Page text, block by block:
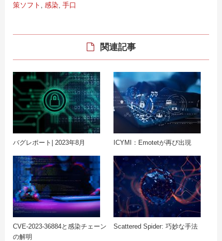
策ソフト
感染 手口
関連記事
バグレポート| 2023年8月 ICYMI：Emotetが再び出現
CVE-2023-36884と感染チェーン
の解明
Scattered Spider: 巧妙な手法